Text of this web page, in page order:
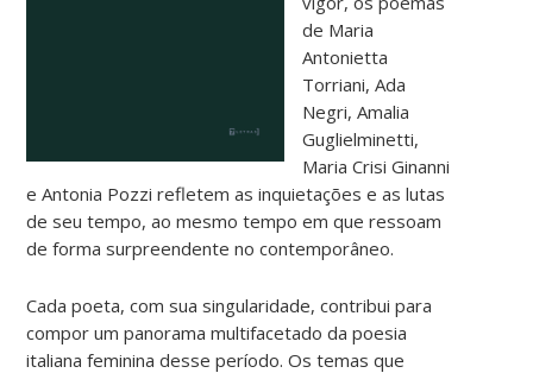
de Maria
Antonietta
Torriani, Ada
Negri, Amalia
Guglielminetti,
Maria Crisi Ginanni
e Antonia Pozzi refletem as inquietações e as lutas
de seu tempo, ao mesmo tempo em que ressoam
de forma surpreendente no contemporâneo.
Cada poeta, com sua singularidade, contribui para
compor um panorama multifacetado da poesia
italiana feminina desse período. Os temas que